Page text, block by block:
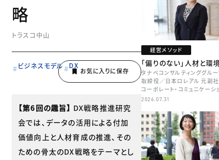
略
トラスコ中山
ビジネスモデル DX
【第6回の趣旨】 DX戦略推進研究
会では、データの活用による付加
価値向上と人材育成の推進、その
ための骨太のDX戦略をテーマとし
経営メソッド
「偏りのない」人材と環
タナベコンサルティンググル
取締役／日本ロレアル 元副
コーポレート・コミュニケーシ
本部長／キャリアコンサルタ
2026.07.31